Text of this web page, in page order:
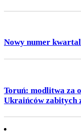
Nowy numer
Toruń: modlitwa za
Ukraińców zabitych